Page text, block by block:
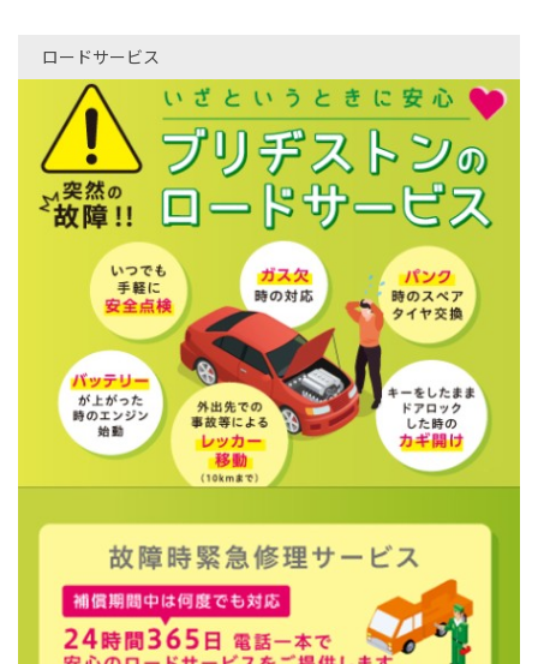
ロードサービス